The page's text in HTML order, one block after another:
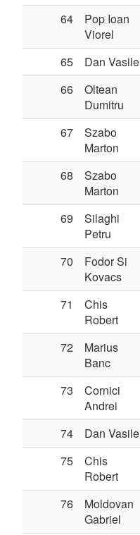
64
Pop Ioan
Viorel
65 Dan Vasile
66
Oltean
Dumitru
67
Szabo
Marton
68
Szabo
Marton
69
Silaghi
Petru
70
Fodor Si
Kovacs
71
Chis
Robert
72
Marius
Banc
73
Cornici
Andrei
74 Dan Vasile
75
Chis
Robert
76
Moldovan
Gabriel